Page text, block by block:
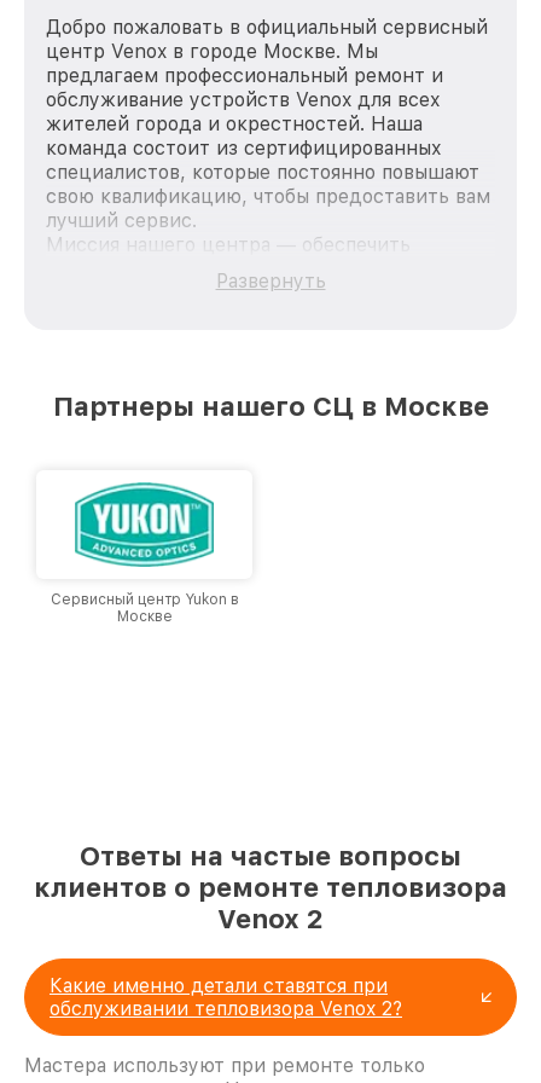
Добро пожаловать в официальный сервисный
центр Venox в городе Москве. Мы
предлагаем профессиональный ремонт и
обслуживание устройств Venox для всех
жителей города и окрестностей. Наша
команда состоит из сертифицированных
специалистов, которые постоянно повышают
свою квалификацию, чтобы предоставить вам
лучший сервис.
Миссия нашего центра — обеспечить
качественный и доступный ремонт для
каждого пользователя продукции Venox, вне
лучшим сервисным центром Venox в городе
Развернуть
Партнеры нашего СЦ в Москве
Сервисный центр Yukon в
Москве
Ответы на частые вопросы
клиентов о ремонте тепловизора
Venox 2
Какие именно детали ставятся при
обслуживании тепловизора Venox 2?
Мастера используют при ремонте только